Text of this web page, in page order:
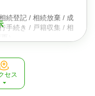
セス
続登記 / 相続放棄 / 成
手続き / 戸籍収集 / 相
）
18時以降相談可 / 事務